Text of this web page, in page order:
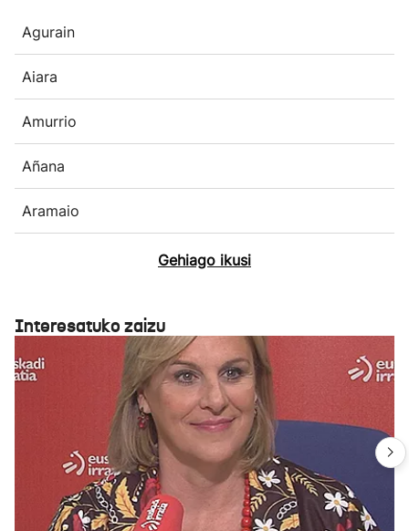
Agurain
Aiara
Amurrio
Añana
Aramaio
Gehiago ikusi
Interesatuko zaizu